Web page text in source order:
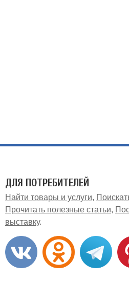
ДЛЯ ПОТРЕБИТЕЛЕЙ
Найти товары и услуги
Прочитать полезные статьи
выставку